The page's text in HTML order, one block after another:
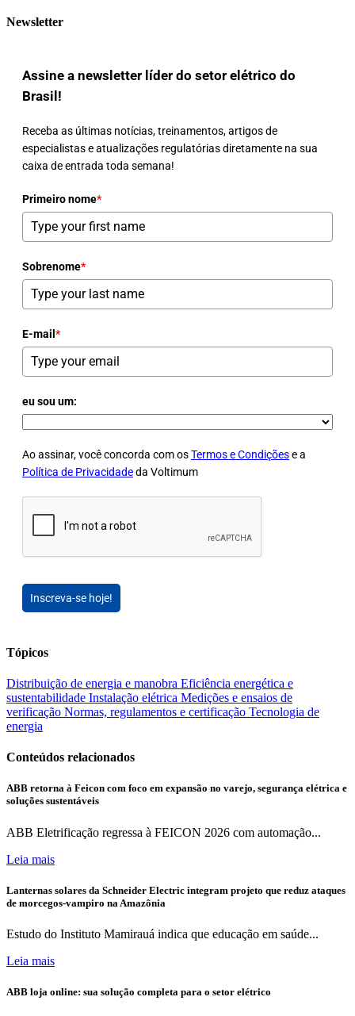
Newsletter
Assine a newsletter líder do setor elétrico do
Brasil!
Receba as últimas notícias, treinamentos, artigos de
especialistas e atualizações regulatórias diretamente na sua
caixa de entrada toda semana!
Primeiro nome*
Sobrenome*
E-mail *
eu sou um:
Ao assinar, você concorda com osTermos e Condiçõese a
Política de Privacidadeda Voltimum
Inscreva-se hoje!
Tópicos
Distribuição de energia e manobra Eficiência energética e
sustentabilidade Instalação elétrica Medições e ensaios de
verificação Normas, regulamentos e certificação Tecnologia de
energia
Conteúdos relacionados
ABB retorna à Feicon com foco em expansão no varejo, segurança elétrica e
soluções sustentáveis
ABB Eletrificação regressa à FEICON 2026 com automação...
Leia mais
Lanternas solares da Schneider Electric integram projeto que reduz ataques
de morcegos-vampiro na Amazônia
Estudo do Instituto Mamirauá indica que educação em saúde...
Leia mais
ABB loja online: sua solução completa para o setor elétrico